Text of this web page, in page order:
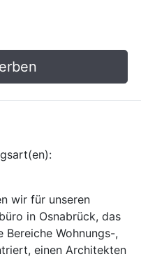
wir für unseren
in Osnabrück, das
Wohnungs-,
einen Architekten